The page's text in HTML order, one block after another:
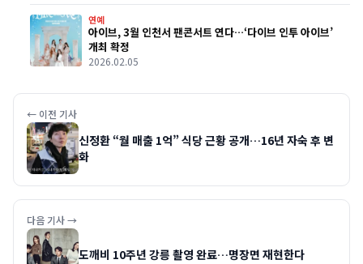
연예
아이브, 3월 인천서 팬콘서트 연다…‘다이브 인투 아이브’
개최 확정
2026.02.05
← 이전 기사
신정환 “월 매출 1억” 식당 근황 공개…16년 자숙 후 변
화
다음 기사 →
도깨비 10주년 강릉 촬영 완료…명장면 재현한다